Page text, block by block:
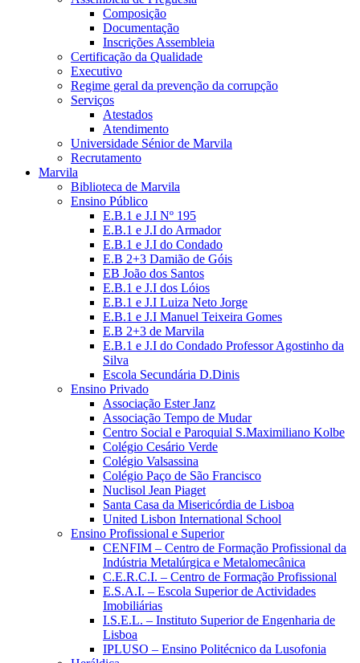
Composição
Documentação
Inscrições Assembleia
Certificação da Qualidade
Executivo
Regime geral da prevenção da corrupção
Serviços
Atestados
Atendimento
Universidade Sénior de Marvila
Recrutamento
Marvila
Biblioteca de Marvila
Ensino Público
E.B.1 e J.I Nº 195
E.B.1 e J.I do Armador
E.B.1 e J.I do Condado
E.B 2+3 Damião de Góis
EB João dos Santos
E.B.1 e J.I dos Lóios
E.B.1 e J.I Luiza Neto Jorge
E.B.1 e J.I Manuel Teixeira Gomes
E.B 2+3 de Marvila
E.B.1 e J.I do Condado Professor Agostinho da
Silva
Escola Secundária D.Dinis
Ensino Privado
Associação Ester Janz
Associação Tempo de Mudar
Centro Social e Paroquial S.Maximiliano Kolbe
Colégio Cesário Verde
Colégio Valsassina
Colégio Paço de São Francisco
Nuclisol Jean Piaget
Santa Casa da Misericórdia de Lisboa
United Lisbon International School
Ensino Profissional e Superior
CENFIM – Centro de Formação Profissional da
Indústria Metalúrgica e Metalomecânica
C.E.R.C.I. – Centro de Formação Profissional
E.S.A.I. – Escola Superior de Actividades
Imobiliárias
I.S.E.L. – Instituto Superior de Engenharia de
Lisboa
IPLUSO – Ensino Politécnico da Lusofonia